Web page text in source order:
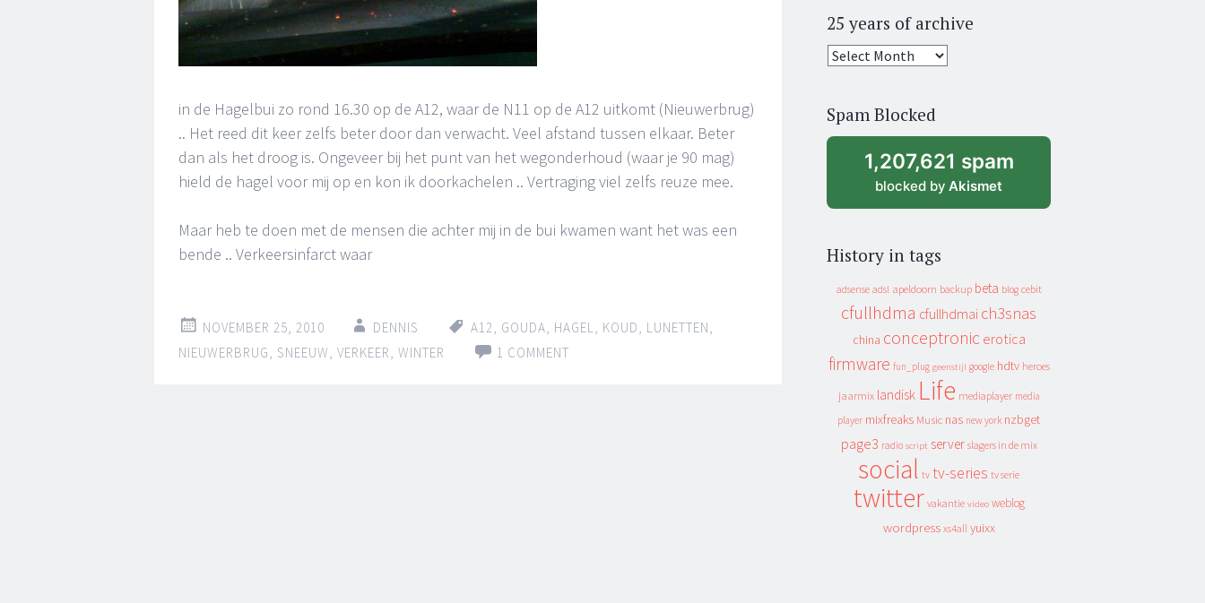
in de Hagelbui zo rond 16.30 op de A12, waar de N11 op de A12 uitkomt (Nieuwerbrug)
.. Het reed dit keer zelfs beter door dan verwacht. Veel afstand tussen elkaar. Beter
dan als het droog is. Ongeveer bij het punt van het wegonderhoud (waar je 90 mag)
hield de hagel voor mij op en kon ik doorkachelen .. Vertraging viel zelfs reuze mee.
Maar heb te doen met de mensen die achter mij in de bui kwamen want het was een
bende .. Verkeersinfarct waar
NOVEMBER 25, 2010 DENNIS A12, GOUDA, HAGEL, KOUD, LUNETTEN,
NIEUWERBRUG, SNEEUW, VERKEER, WINTER 1 COMMENT
25 years of archive
25
archive
Spam Blocked
1,207,621 spam
blocked by Akismet
History in tags
adsense adsl apeldoorn backup beta blog cebit
cfullhdma cfullhdmai ch3snas
china conceptronic erotica
firmware fun_plug geenstijl google hdtv heroes
jaarmix landisk Life mediaplayer media
player mixfreaks Music nas new york nzbget
page3 radio script server slagers in de mix
social tv tv-series tv serie
twitter vakantie video weblog
wordpress xs4all yuixx